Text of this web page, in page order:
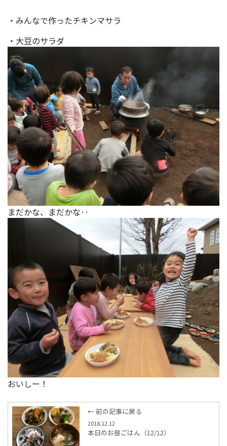
・みんなで作ったチキンマサラ
・大豆のサラダ
まだかな、まだかな‥
おいしー！
← 前の記事に戻る
2018.12.12
本日のお昼ごはん（12/12）